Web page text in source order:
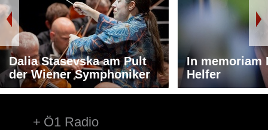
Dalia Stasevska am Pult
der Wiener Symphoniker
In memoriam
Helfer
Ö1 Radio